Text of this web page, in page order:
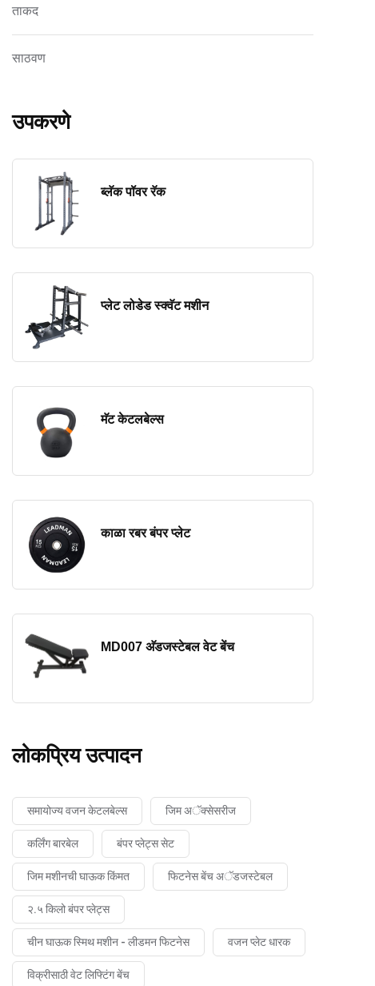
ताकद
साठवण
उपकरणे
ब्लॅक पॉवर रॅक
प्लेट लोडेड स्क्वॅट मशीन
मॅट केटलबेल्स
काळा रबर बंपर प्लेट
MD007 अ‍ॅडजस्टेबल वेट बेंच
लोकप्रिय उत्पादन
समायोज्य वजन केटलबेल्स जिम अॅक्सेसरीज
कर्लिंग बारबेल बंपर प्लेट्स सेट
जिम मशीनची घाऊक किंमत फिटनेस बेंच अॅडजस्टेबल
२.५ किलो बंपर प्लेट्स
चीन घाऊक स्मिथ मशीन - लीडमन फिटनेस वजन प्लेट धारक
विक्रीसाठी वेट लिफ्टिंग बेंच